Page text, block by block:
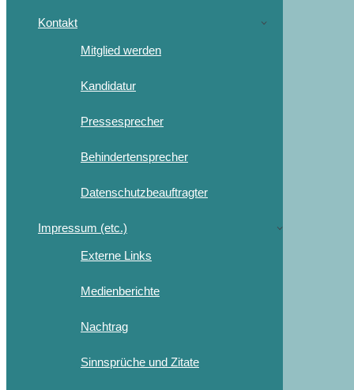
Kontakt
Mitglied werden
Kandidatur
Pressesprecher
Behindertensprecher
Datenschutzbeauftragter
Impressum (etc.)
Externe Links
Medienberichte
Nachtrag
Sinnsprüche und Zitate